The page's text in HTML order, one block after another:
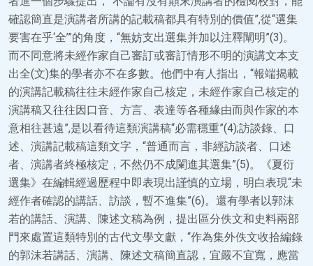
確認簡直是演講者所講的記載稿都具有特別的價值”,從“選集
要害在乎‘全’”的角度，“無妨支出選集并加以注釋闡明”(3)。
而不同意將未經作家自己審訂或審訂情形不明的演講文本支
出全(文)集的學者亦不在多數。他們中有人指出，“報端揭載
的演講記載稿往往未經作家自己核定，未經作家自己核定的
演講稿又往往因口音、方言、表達等各種緣由而與作家的本
意相往甚遠”,是以看待這類演講稿“必需穩重”(4);訪談錄、口
述、演講記載稿這類文字，“普通而言，非經訪談者、口述
者、演講者終極核定，不然仍不成闌進其選集”(5)。《夏衍
選集》在編輯經過歷程中即表現出謹慎的立場，明白表現“未
經作者確認的講話、訪談，暫不進集”(6)。還有學者以郭沫
若的講話、演講、陳述文稿為例，提出區分佚文和史料兩部
門來處置這類特別的古代文學文獻，“作為集外佚文收拾編錄
的郭沫若講話、演講、陳述文稿簡直認，宜嚴不宜寬，應當